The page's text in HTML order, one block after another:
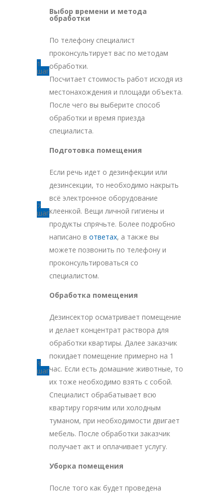
1
шаг
Выбор времени и метода
обработки
По телефону специалист
проконсультирует вас по методам
обработки.
Посчитает стоимость работ исходя из
местонахождения и площади объекта.
После чего вы выберите способ
обработки и время приезда
специалиста.
2
шаг
Подготовка помещения
Если речь идет о дезинфекции или
дезинсекции, то необходимо накрыть
всё электронное оборудование
клеенкой. Вещи личной гигиены и
продукты спрячьте. Более подробно
написано в ответах, а также вы
можете позвонить по телефону и
проконсультироваться со
специалистом.
3
шаг
Обработка помещения
Дезинсектор осматривает помещение
и делает концентрат раствора для
обработки квартиры. Далее заказчик
покидает помещение примерно на 1
час. Если есть домашние животные, то
их тоже необходимо взять с собой.
Специалист обрабатывает всю
квартиру горячим или холодным
туманом, при необходимости двигает
мебель. После обработки заказчик
получает акт и оплачивает услугу.
Уборка помещения
После того как будет проведена